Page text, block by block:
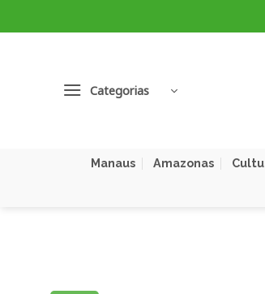
to
Categorias
Manaus Amazonas